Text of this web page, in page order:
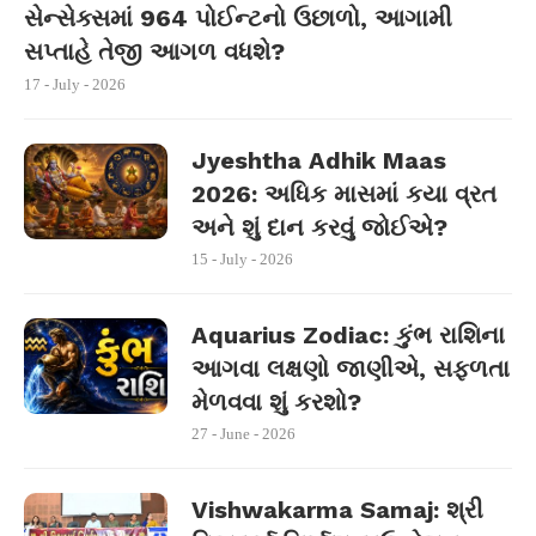
સેન્સેક્સમાં 964 પોઈન્ટનો ઉછાળો, આગામી
સપ્તાહે તેજી આગળ વધશે?
17 - July - 2026
Jyeshtha Adhik Maas
2026: અધિક માસમાં કયા વ્રત
અને શું દાન કરવું જોઈએ?
15 - July - 2026
Aquarius Zodiac: કુંભ રાશિના
આગવા લક્ષણો જાણીએ, સફળતા
મેળવવા શું કરશો?
27 - June - 2026
Vishwakarma Samaj: શ્રી